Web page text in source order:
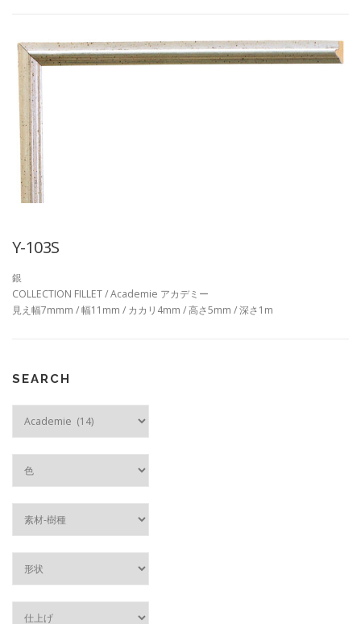
Y-103S
銀
COLLECTION FILLET / Academie アカデミー
見え幅7mmm / 幅11mm / カカリ4mm / 高さ5mm / 深さ1m
SEARCH